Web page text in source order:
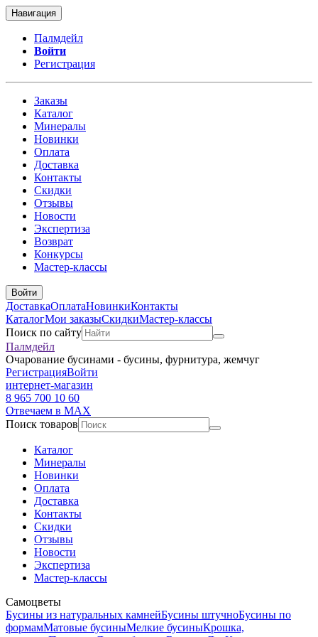
Навигация
Палмдейл
Войти
Регистрация
Заказы
Каталог
Минералы
Новинки
Оплата
Доставка
Контакты
Скидки
Отзывы
Новости
Экспертиза
Возврат
Конкурсы
Мастер-классы
Войти
ДоставкаОплатаНовинкиКонтакты
КаталогМои заказыСкидкиМастер-классы
Поиск по сайту
Палмдейл
Очарование бусинами - бусины, фурнитура, жемчуг
РегистрацияВойти
интернет-магазин
8 965 700 10 60
Отвечаем в MAX
Поиск товаров
Каталог
Минералы
Новинки
Оплата
Доставка
Контакты
Скидки
Отзывы
Новости
Экспертиза
Мастер-классы
Самоцветы
Бусины из натуральных камнейБусины штучноБусины по
формамМатовые бусиныМелкие бусиныКрошка,